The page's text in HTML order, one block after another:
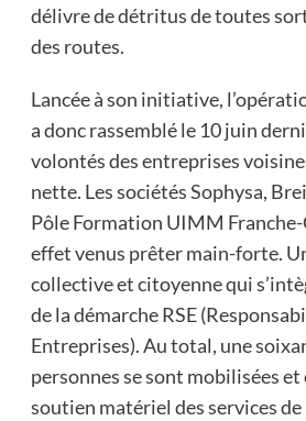
délivre de détritus de toutes
des routes.
Lancée à son initiative,
a donc rassemblé le 10 juin
volontés des entreprises
nette. Les sociétés Sophysa,
Pôle Formation UIMM
effet venus prêter main-forte.
collective et citoyenne qui
de la démarche RSE
Entreprises). Au total, une
personnes se sont mobilisées et
soutien matériel des services de